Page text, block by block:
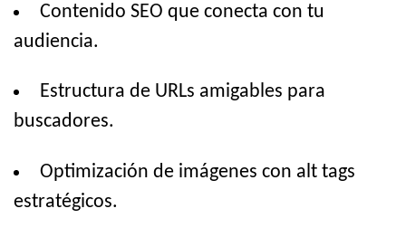
Contenido SEO que conecta con tu
audiencia.
Estructura de URLs amigables para
buscadores.
Optimización de imágenes con alt tags
estratégicos.